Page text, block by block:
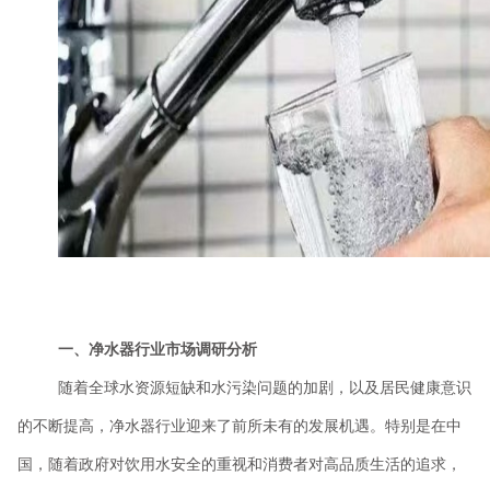
一、净水器行业市场调研分析
随着全球水资源短缺和水污染问题的加剧，以及居民健康意识
的不断提高，净水器行业迎来了前所未有的发展机遇。特别是在中
国，随着政府对饮用水安全的重视和消费者对高品质生活的追求，